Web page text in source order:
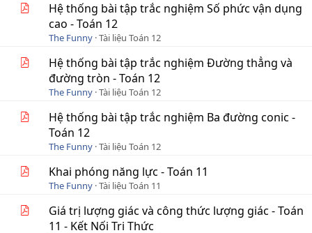
Hệ thống bài tập trắc nghiệm Số phức vận dụng
cao - Toán 12
The Funny Tài liệu Toán 12
Hệ thống bài tập trắc nghiệm Đường thẳng và
đường tròn - Toán 12
The Funny Tài liệu Toán 12
Hệ thống bài tập trắc nghiệm Ba đường conic -
Toán 12
The Funny Tài liệu Toán 12
Khai phóng năng lực - Toán 11
The Funny Tài liệu Toán 11
Giá trị lượng giác và công thức lượng giác - Toán
11 - Kết Nối Tri Thức